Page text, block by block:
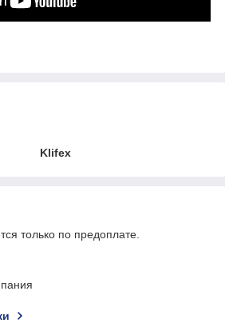
Klifex
только по предоплате.